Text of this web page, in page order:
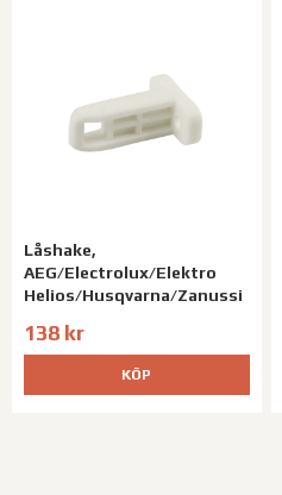
Låshake,
AEG/Electrolux/Elektro
Helios/Husqvarna/Zanussi
138 kr
KÖP